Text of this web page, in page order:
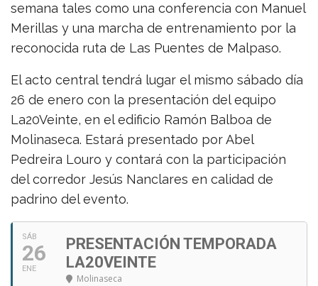
semana tales como una conferencia con Manuel
Merillas y una marcha de entrenamiento por la
reconocida ruta de Las Puentes de Malpaso.
El acto central tendrá lugar el mismo sábado día
26 de enero con la presentación del equipo
La20Veinte, en el edificio Ramón Balboa de
Molinaseca. Estará presentado por Abel
Pedreira Louro y contará con la participación
del corredor Jesús Nanclares en calidad de
padrino del evento.
SÁB
26
ENE
PRESENTACIÓN TEMPORADA
LA20VEINTE
Molinaseca